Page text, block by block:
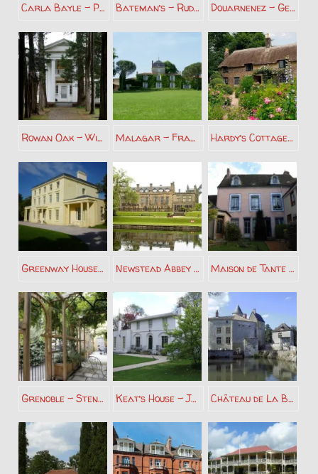
Carla Bayle – Pierre Bayle Bateman’s – Rudyard Kipling Douarnenez – Georges Perros
Rowan Oak – William Faulkner Malagar – François Mauriac Hardy’s Cottage – Thomas Hardy
Greenway House – Agatha Christie Newstead Abbey – Lord Byron Maison de Tante Léonie – Marcel Proust
Grenoble – Stendhal Keat’s House – John Keats Château de La Brède – Montesquieu